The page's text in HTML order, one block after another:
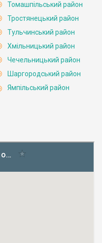
Томашпільський район
Тростянецький район
Тульчинський район
Хмільницький район
Чечельницький район
Шаргородський район
Ямпільський район